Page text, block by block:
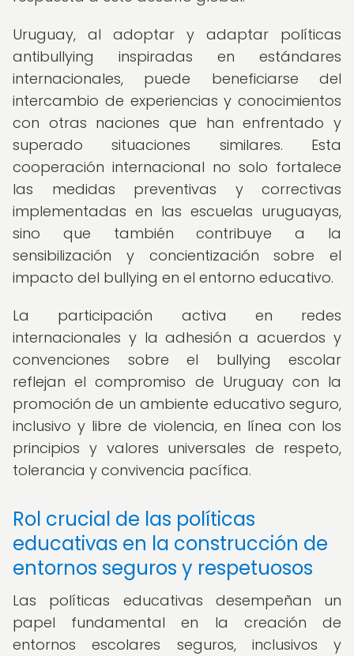
Uruguay, al adoptar y adaptar políticas
antibullying inspiradas en estándares
internacionales, puede beneficiarse del
intercambio de experiencias y conocimientos
con otras naciones que han enfrentado y
superado situaciones similares. Esta
cooperación internacional no solo fortalece
las medidas preventivas y correctivas
implementadas en las escuelas uruguayas,
sino que también contribuye a la
sensibilización y concientización sobre el
impacto del bullying en el entorno educativo.
La participación activa en redes
internacionales y la adhesión a acuerdos y
convenciones sobre el bullying escolar
reflejan el compromiso de Uruguay con la
promoción de un ambiente educativo seguro,
inclusivo y libre de violencia, en línea con los
principios y valores universales de respeto,
tolerancia y convivencia pacífica.
Rol crucial de las políticas
educativas en la construcción de
entornos seguros y respetuosos
Las políticas educativas desempeñan un
papel fundamental en la creación de
entornos escolares seguros, inclusivos y